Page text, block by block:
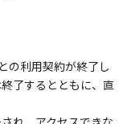
の利用契約が終了し
了するとともに、直